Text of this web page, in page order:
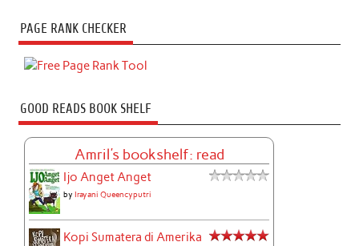
PAGE RANK CHECKER
GOOD READS BOOK SHELF
Amril's bookshelf: read
Ijo Anget Anget
byIrayani Queencyputri
Kopi Sumatera di Amerika